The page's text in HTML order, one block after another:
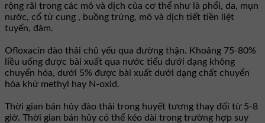
rộng rãi trong các mô và dịch của cơ thể như là phổi, da, mụn
nước, cổ tử cung , buồng trứng, mô và dịch tiết tiền liệt
tuyến, đàm.
Ofloxacin đào thải chủ yếu qua đường thận. Khoảng 75-80%
liều uống được bài xuất qua nước tiểu dưới dạng không
chuyển hóa, dưới 5% được bài xuất dưới dạng chất chuyển
hóa khử methyl hay N-oxid.
Thời gian bán hủy đào thải trong huyết tương thay đổi từ 5-8
giờ. Thời gian bán hủy có thể kéo dài trong trường hợp suy